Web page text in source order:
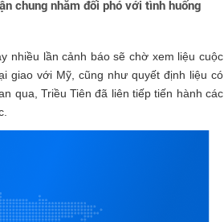
chung nhằm đối phó với tình huống
nhiều lần cảnh báo sẽ chờ xem liệu cuộc
giao với Mỹ, cũng như quyết định liệu có
qua, Triều Tiên đã liên tiếp tiến hành các